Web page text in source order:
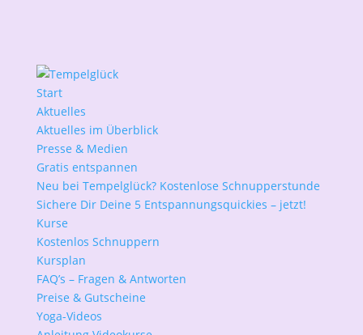
Start
Aktuelles
Aktuelles im Überblick
Presse & Medien
Gratis entspannen
Neu bei Tempelglück? Kostenlose Schnupperstunde
Sichere Dir Deine 5 Entspannungsquickies – jetzt!
Kurse
Kostenlos Schnuppern
Kursplan
FAQ’s – Fragen & Antworten
Preise & Gutscheine
Yoga-Videos